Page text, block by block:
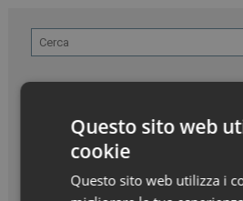
Questo sito web
cookie
Questo sito web utilizza i